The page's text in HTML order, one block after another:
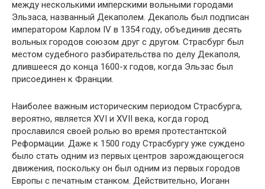
между несколькими имперскими вольными городами
Эльзаса, названный Декаполем. Декаполь был подписан
императором Карлом IV в 1354 году, объединив десять
вольных городов союзом друг с другом. Страсбург был
местом судебного разбирательства по делу Декаполя,
длившееся до конца 1600-х годов, когда Эльзас был
присоединен к Франции.
Наиболее важным историческим периодом Страсбурга,
вероятно, является XVI и XVII века, когда город
прославился своей ролью во время протестантской
Реформации. Даже к 1500 году Страсбургу уже суждено
было стать одним из первых центров зарождающегося
движения, поскольку он был одним из первых городов
Европы с печатным станком. Действительно, Иоганн